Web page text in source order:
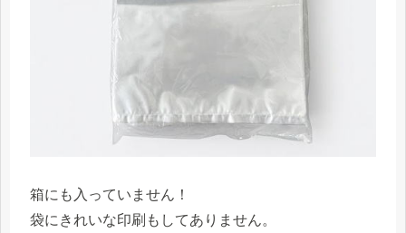
箱にも入っていません！
袋にきれいな印刷もしてありません。